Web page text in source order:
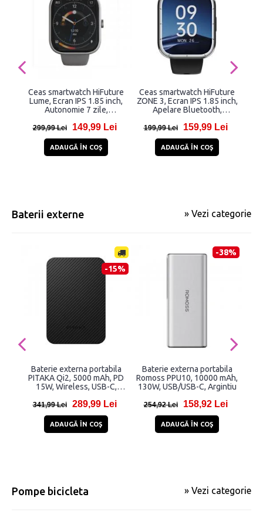
Ceas smartwatch HiFuture
Lume, Ecran IPS 1.85 inch,
Autonomie 7 zile,
Waterproof, Silver
299,99 Lei 149,99 Lei
ADAUGĂ ÎN COŞ
Ceas smartwatch HiFuture
ZONE 3, Ecran IPS 1.85 inch,
Apelare Bluetooth,
100 Moduri Sport,
Rezistenta la apa 1ATM,
Carcasa Aluminiu, Black
199,99 Lei 159,99 Lei
ADAUGĂ ÎN COŞ
Baterii externe » Vezi categorie
-15%
Baterie externa portabila
PITAKA Qi2, 5000 mAh, PD
15W, Wireless, USB-C,
341,99 Lei 289,99 Lei
ADAUGĂ ÎN COŞ
-38%
Baterie externa portabila
Romoss PPU10, 10000 mAh,
130W, USB/USB-C, Argintiu
254,92 Lei 158,92 Lei
ADAUGĂ ÎN COŞ
Pompe bicicleta » Vezi categorie